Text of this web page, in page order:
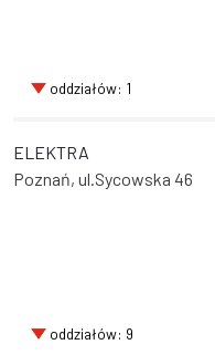
oddziałów: 1
ELEKTRA
Poznań, ul.Sycowska 46
oddziałów: 9